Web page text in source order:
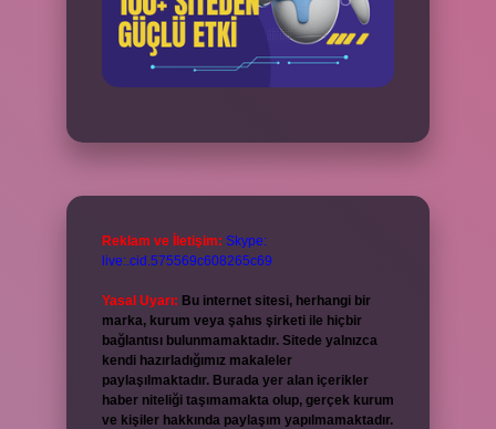
Reklam ve İletişim: Skype:
live:.cid.575569c608265c69
Yasal Uyarı: Bu internet sitesi, herhangi bir
marka, kurum veya şahıs şirketi ile hiçbir
bağlantısı bulunmamaktadır. Sitede yalnızca
kendi hazırladığımız makaleler
paylaşılmaktadır. Burada yer alan içerikler
haber niteliği taşımamakta olup, gerçek kurum
ve kişiler hakkında paylaşım yapılmamaktadır.